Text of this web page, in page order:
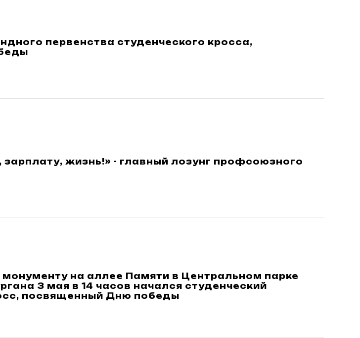
первенства студенческого кросса,
жизнь!» - главный лозунг профсоюзного
на аллее Памяти в Центральном парке
3 мая в 14 часов начался студенческий
посвященный Дню победы